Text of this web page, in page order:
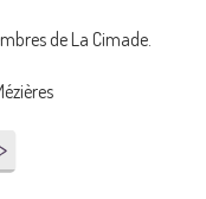
de La Cimade.